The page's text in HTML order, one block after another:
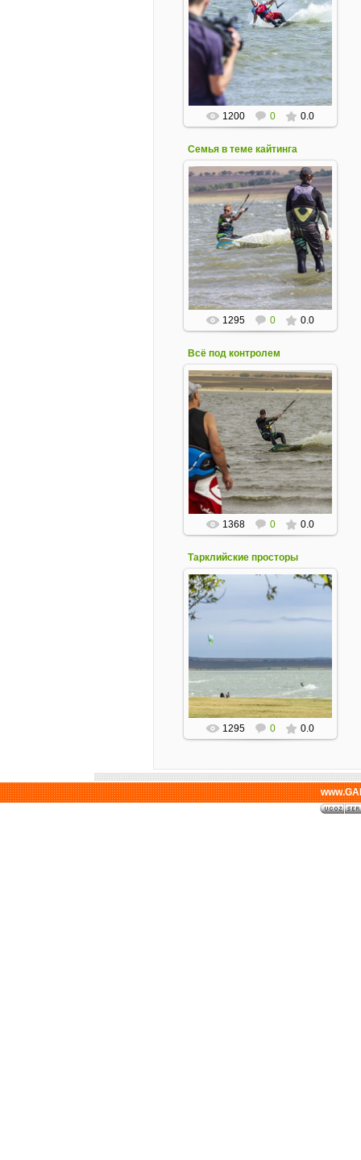
14 Сентября 2020
1200 0 0.0
Семья в теме кайтинга
14 Сентября 2020
1295 0 0.0
Всё под контролем
14 Сентября 2020
1368 0 0.0
Тарклийские просторы
1295 0 0.0